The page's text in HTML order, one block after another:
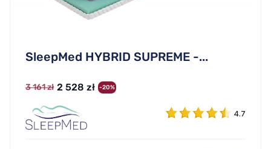
SleepMed HYBRID SUPREME -...
3 161 zł 2 528 zł -20%
4.7